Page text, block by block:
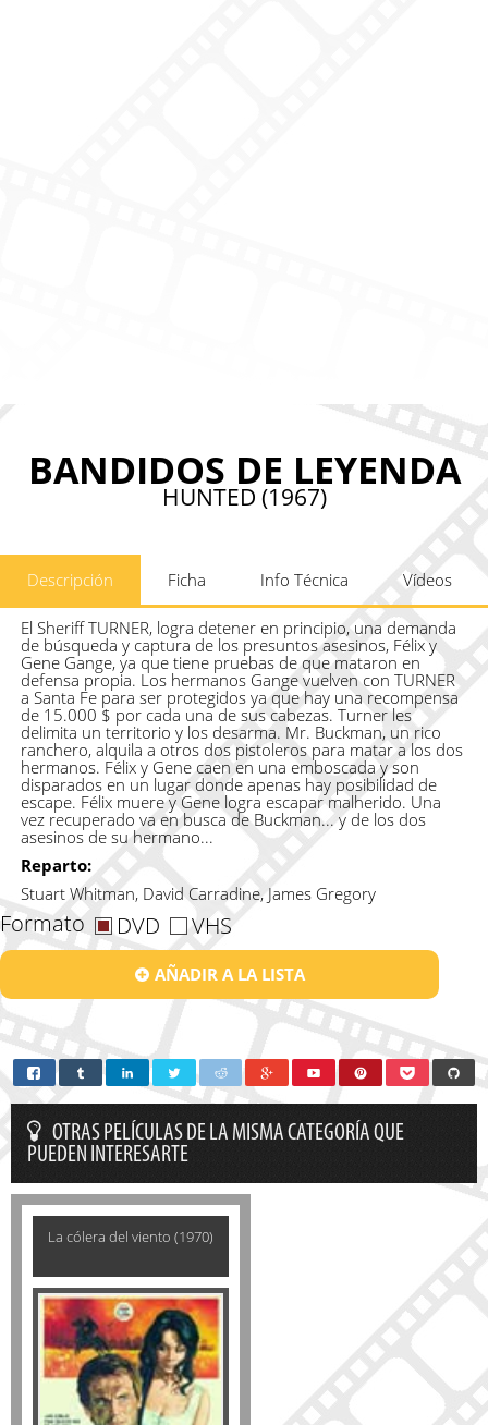
BANDIDOS DE LEYENDA
HUNTED (1967)
Descripción Ficha Info Técnica Vídeos
El Sheriff TURNER, logra detener en principio, una demanda
de búsqueda y captura de los presuntos asesinos, Félix y
Gene Gange, ya que tiene pruebas de que mataron en
defensa propia. Los hermanos Gange vuelven con TURNER
a Santa Fe para ser protegidos ya que hay una recompensa
de 15.000 $ por cada una de sus cabezas. Turner les
delimita un territorio y los desarma. Mr. Buckman, un rico
ranchero, alquila a otros dos pistoleros para matar a los dos
hermanos. Félix y Gene caen en una emboscada y son
disparados en un lugar donde apenas hay posibilidad de
escape. Félix muere y Gene logra escapar malherido. Una
vez recuperado va en busca de Buckman... y de los dos
asesinos de su hermano...
Reparto:
Stuart Whitman, David Carradine, James Gregory
Formato DVD VHS
AÑADIR A LA LISTA
OTRAS PELÍCULAS DE LA MISMA CATEGORÍA QUE
PUEDEN INTERESARTE
La cólera del viento (1970)